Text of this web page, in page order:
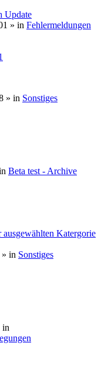
Update
» in Fehlermeldungen
» in Sonstiges
Beta test - Archive
Katergorie
» in Sonstiges
in